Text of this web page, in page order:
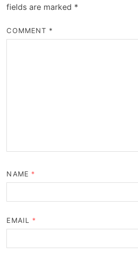
fields are marked *
COMMENT *
NAME *
EMAIL *